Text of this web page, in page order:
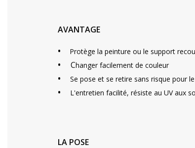
AVANTAGE
• Protège la peinture ou le support
• Changer facilement de couleur
• Se pose et se retire sans risque pour
• L'entretien facilité, résiste au UV aux
LA POSE